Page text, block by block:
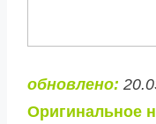
обновлено:
Оригинальное